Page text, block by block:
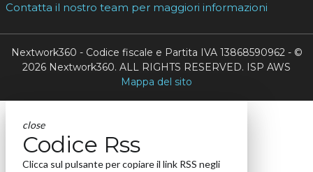
Contatta il nostro team per maggiori informazioni
Nextwork360 - Codice fiscale e Partita IVA 13868590962 - ©
2026 Nextwork360. ALL RIGHTS RESERVED. ISP AWS
Mappa del sito
close
Codice Rss
Clicca sul pulsante per copiare il link RSS negli